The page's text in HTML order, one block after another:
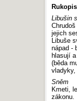
Libušin
jejich
Libuše
nápad -
hlasují
(běda
Sněm
Kmeti,
zákonu.